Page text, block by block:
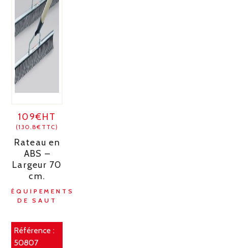
109€HT
(130.8€TTC)
Rateau en
ABS –
Largeur 70
cm.
ÉQUIPEMENTS
DE SAUT
Référence :
50807